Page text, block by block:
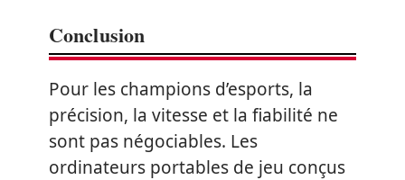
Conclusion
Pour les champions d’esports, la
précision, la vitesse et la fiabilité ne
sont pas négociables. Les
ordinateurs portables de jeu conçus